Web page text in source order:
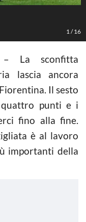
1 /16
La sconfitta
lascia ancora
Il sesto
punti e i
fino alla fine.
è al lavoro
importanti della